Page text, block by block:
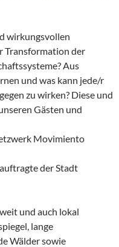
wirkungsvollen
Transformation der
Aus
und was kann jede/r
zu wirken? Diese und
Gästen und
Movimiento
der Stadt
und auch lokal
lange
Wälder sowie